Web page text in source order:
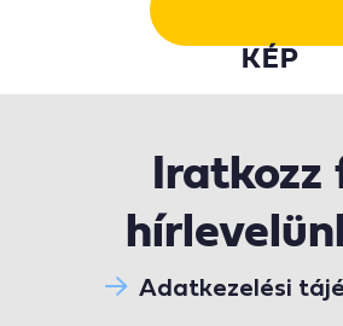
KÉP
Iratkozz
Adatkezelési